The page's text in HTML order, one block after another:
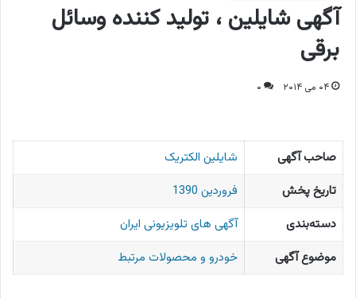
آگهی شایلین ، تولید کننده وسائل
برقی
۰۴ می ۲۰۱۴ ۰
صاحب آگهی
شایلین الکتریک
تاریخ پخش
فروردین 1390
دسته‌بندی
آگهی های تلویزیونی ایران
موضوع آگهی
خودرو و محصولات مرتبط